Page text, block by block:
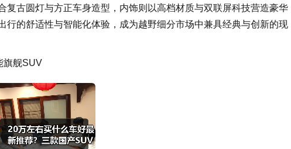
复古圆灯与方正车身造型，内饰则以高档材质与双联屏科技营造豪华
行的舒适性与智能化体验，成为越野细分市场中兼具经典与创新的现
旗舰SUV